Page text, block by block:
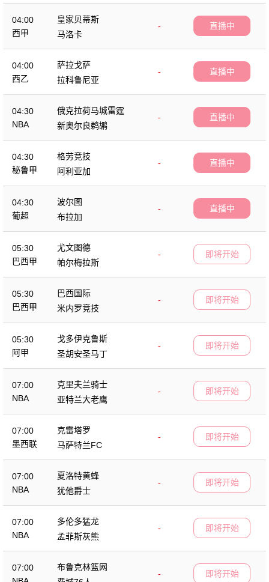
04:00
西甲
皇家贝蒂斯
-
马洛卡
直播中
04:00
西乙
萨拉戈萨
-
拉科鲁尼亚
直播中
04:30
NBA
俄克拉荷马城雷霆
-
新奥尔良鹈鹕
直播中
04:30
秘鲁甲
格劳竞技
-
阿利亚加
直播中
04:30
葡超
波尔图
-
布拉加
直播中
05:30
巴西甲
尤文图德
-
帕尔梅拉斯
即将开始
05:30
巴西甲
巴西国际
-
米内罗竞技
即将开始
05:30
阿甲
戈多伊克鲁斯
-
圣胡安圣马丁
即将开始
07:00
NBA
克里夫兰骑士
-
亚特兰大老鹰
即将开始
07:00
墨西联
克雷塔罗
-
马萨特兰FC
即将开始
07:00
NBA
夏洛特黄蜂
-
犹他爵士
即将开始
07:00
NBA
多伦多猛龙
-
孟菲斯灰熊
即将开始
07:00
布鲁克林篮网
-
即将开始